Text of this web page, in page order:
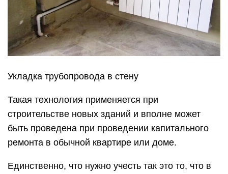
Укладка трубопровода в стену
Такая технология применяется при
строительстве новых зданий и вполне может
быть проведена при проведении капитального
ремонта в обычной квартире или доме.
Единственно, что нужно учесть так это то, что в